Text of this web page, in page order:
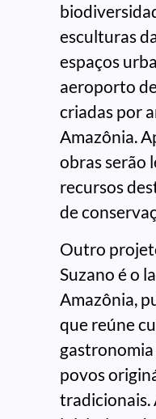
esculturas
espaços
aeroporto
criadas por
Amazônia.
obras serão
recursos
de
Outro
Suzano é o
Amazônia,
que reúne
povos
tradicionais.